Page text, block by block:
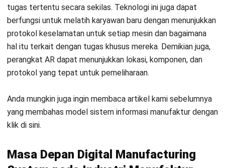
MANUFACTURING
Manfaat AI Quality Control untuk
Deteksi Cacat Produksi Lebih Awal
Aulia Kholqiana- 08/07/2026